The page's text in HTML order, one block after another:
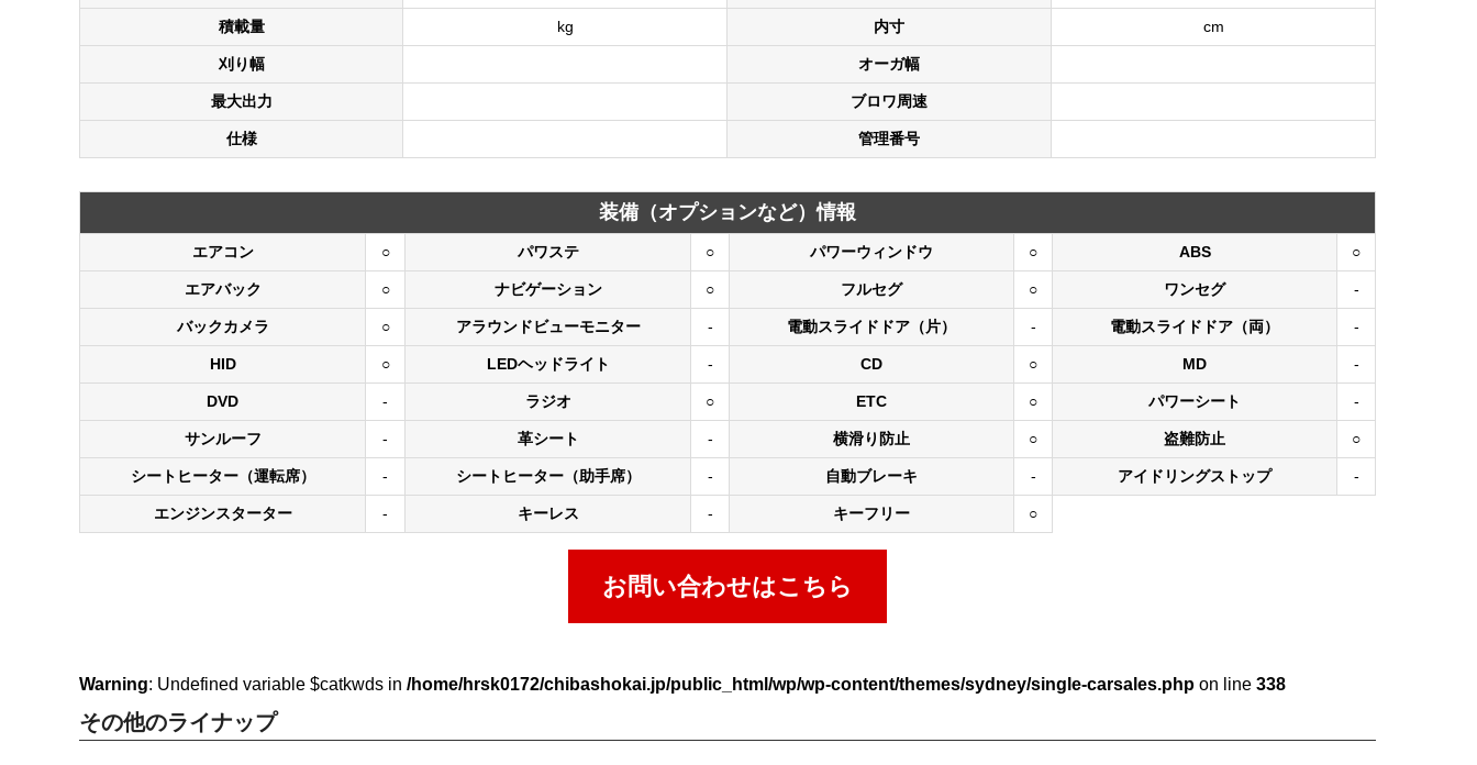
積載量 kg 内寸 cm
刈り幅 オーガ幅
最大出力 ブロワ周速
仕様 管理番号
装備（オプションなど）情報
エアコン ○ パワステ ○ パワーウィンドウ ○ ABS ○
エアバック ○ ナビゲーション ○ フルセグ ○ ワンセグ -
バックカメラ ○ アラウンドビューモニター - 電動スライドドア（片） - 電動スライドドア（両） -
HID ○ LEDヘッドライト - CD ○ MD -
DVD - ラジオ ○ ETC ○ パワーシート -
サンルーフ - 革シート - 横滑り防止 ○ 盗難防止 ○
シートヒーター（運転席） - シートヒーター（助手席） - 自動ブレーキ - アイドリングストップ -
エンジンスターター - キーレス - キーフリー ○
お問い合わせはこちら
Warning: Undefined variable $catkwds in /home/hrsk0172/chibashokai.jp/public_html/wp/wp-content/themes/sydney/single-carsales.php on line 338
その他のライナップ